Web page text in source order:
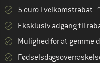
5 euro i velkomstrabat
Eksklusiv adgang til
Mulighed for at gemme